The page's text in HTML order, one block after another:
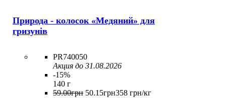
Природа - колосок «Медяний» для
гризунів
PR740050
Акция до 31.08.2026
-15%
140 г
59.00грн 50.15грн358 грн/кг